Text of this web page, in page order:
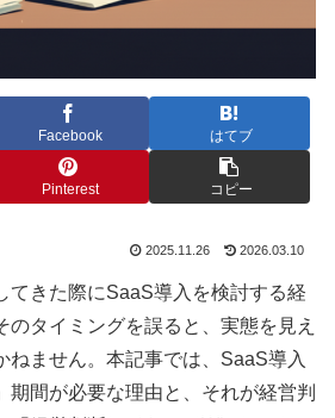
Facebook はてブ
Pinterest コピー
2025.11.26 2026.03.10
てきた際にSaaS導入を検討する経
のタイミングを誤ると、実態を見え
ねません。本記事では、SaaS導入
期間が必要な理由と、それが経営判